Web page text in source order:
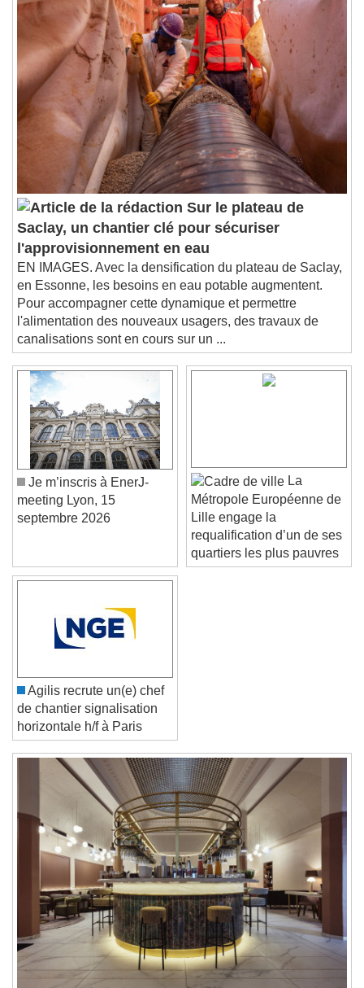
Playback Rate
Chapters
Chapters
Descriptions
descriptions off, selected
Subtitles
subtitles settings, opens subtitles
settings dialog
subtitles off, selected
Audio Track
This is a modal window.
Beginning of dialog window. Escape will cancel
and close the window.
Text
Text Background
Color Opacity
Caption Area Background
Color
Font Size
Text Edge Style
Font Family
Reset
Done
Close Modal Dialog
End of dialog window.
Sur le plateau de
Saclay, un chantier clé pour sécuriser
l'approvisionnement en eau
EN IMAGES. Avec la densification du plateau de Saclay,
en Essonne, les besoins en eau potable augmentent.
Pour accompagner cette dynamique et permettre
l'alimentation des nouveaux usagers, des travaux de
canalisations sont en cours sur un ...
Je m’inscris à EnerJ-
meeting Lyon, 15
La
Métropole Européenne de
Lille engage la
requalification d’un de ses
quartiers les plus pauvres
Agilis recrute un(e) chef
de chantier signalisation
horizontale h/f à Paris